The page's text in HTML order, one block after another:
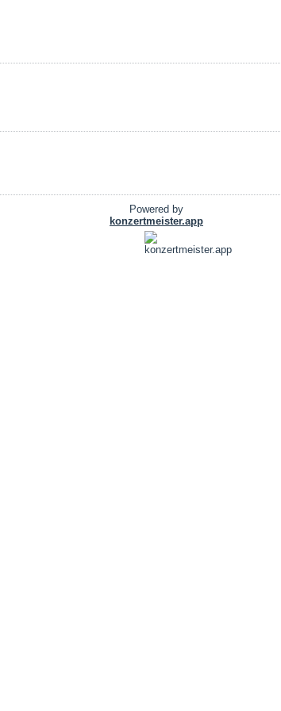
Powered by
konzertmeister.app